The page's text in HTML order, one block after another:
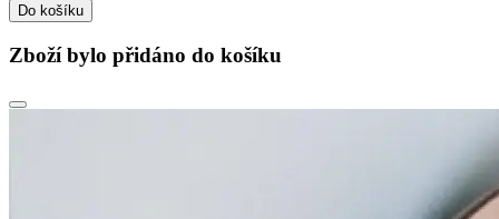
Do košíku
Zboží bylo přidáno do košíku